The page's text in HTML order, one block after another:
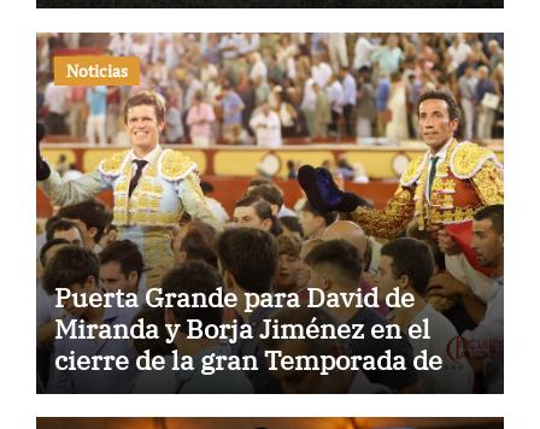
Noticias
Puerta Grande para David de
Miranda y Borja Jiménez en el
cierre de la gran Temporada de
Verano de El Puerto